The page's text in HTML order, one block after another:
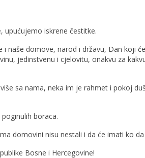
upućujemo iskrene čestitke.
naše domove, narod i državu, Dan koji
jedinstvenu i cjelovitu, onakvu za
sa nama, neka im je rahmet i pokoj
boraca.
domovini nisu nestali i da će imati ko
Bosne i Hercegovine!